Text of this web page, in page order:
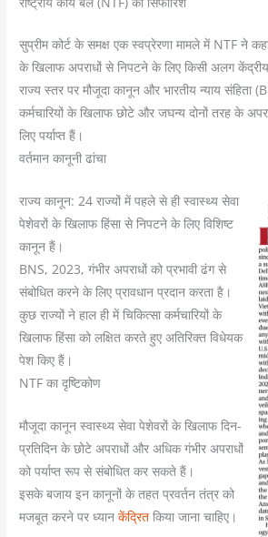
सुप्रीम कोर्ट के समक्ष एक स्वप्रेरणा मामले में NTF ने
के खिलाफ अपराधों से निपटने के लिए किसी अलग
राज्य स्तर पर मौजूदा कानून और भारतीय न्याय संहिता
कर्मचारियों के खिलाफ छोटे और जघन्य दोनों तरह के
लिए पर्याप्त हैं।
वर्तमान कानूनी ढांचा
राज्य कानून: 24 राज्यों में पहले से ही स्वास्थ्य सेवा
पेशेवरों के खिलाफ हिंसा से निपटने के लिए विशिष्ट
कानून हैं।
BNS, 2023, गंभीर अपराधों को प्रभावी ढंग से
संबोधित करने के लिए प्रावधान प्रदान करता है।
कुछ राज्यों ने हाल ही में चिकित्सा कर्मचारियों के
खिलाफ हिंसा को लक्षित करते हुए अतिरिक्त विधेयक
पेश किए हैं।
NTF का दृष्टिकोण
मौजूदा कानून स्वास्थ्य सेवा पेशेवरों के खिलाफ दिन-
प्रतिदिन के छोटे अपराधों और अधिक गंभीर अपराधों
को पर्याप्त रूप से संबोधित कर सकते हैं।
इसके बजाय इन कानूनों के तहत प्रवर्तन तंत्र को
मजबूत करने पर ध्यानकेंद्रितकिया जाना चाहिए।